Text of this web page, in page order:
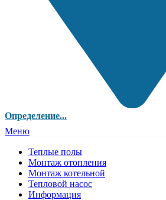
Определение...
Меню
Теплые полы
Монтаж отопления
Монтаж котельной
Тепловой насос
Информация